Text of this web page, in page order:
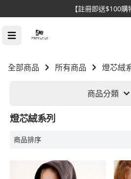
【註冊即送$100購
全部商品 所有商品 燈芯絨
商品分類
燈芯絨系列